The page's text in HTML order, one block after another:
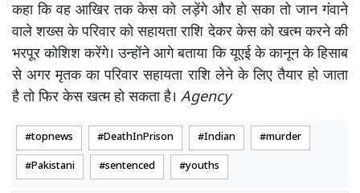
कहा कि वह आखिर तक केस को लड़ेंगे और हो सका तो जान गंवाने
वाले शख्स के परिवार को सहायता राशि देकर केस को खत्म करने की
भरपूर कोशिश करेंगे। उन्होंने आगे बताया कि यूएई के कानून के हिसाब
से अगर मृतक का परिवार सहायता राशि लेने के लिए तैयार हो जाता
है तो फिर केस खत्म हो सकता है। Agency
topnews DeathInPrison Indian murder
Pakistani sentenced youths